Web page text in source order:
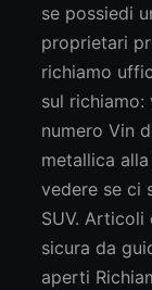
se possiedi
proprietari
richiamo
sul richiamo:
numero Vin
metallica
vedere se ci
SUV. Articoli
sicura da
aperti